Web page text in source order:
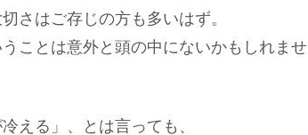
さはご存じの方も多いはず。
うことは意外と頭の中にないかもしれませ
える」、とは言っても、